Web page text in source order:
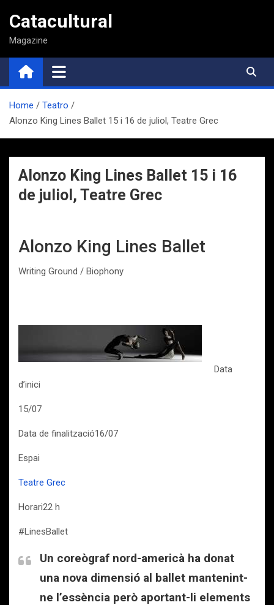
contenido
Catacultural
Magazine
Home
Teatro
Alonzo King Lines Ballet 15 i 16 de juliol, Teatre Grec
Alonzo King Lines Ballet 15 i 16
de juliol, Teatre Grec
Alonzo King Lines Ballet
Writing Ground / Biophony
Data
d’inici
15/07
Data de finalització16/07
Espai
Teatre Grec
Horari22 h
#LinesBallet
Un coreògraf nord-americà ha donat
una nova dimensió al ballet mantenint-
ne l’essència però aportant-li elements